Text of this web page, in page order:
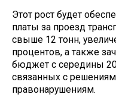
Этот рост будет
платы за проезд
свыше 12 тонн,
процентов, а также
бюджет с середины
связанных с
правонарушениям.